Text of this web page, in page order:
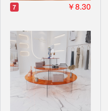
7 ￥8.30